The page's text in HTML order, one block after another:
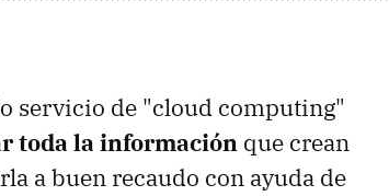
servicio de "cloud computing"
toda la información que crean
a buen recaudo con ayuda de